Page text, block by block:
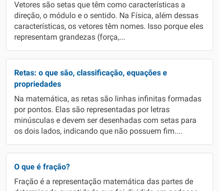
Vetores são setas que têm como características a
direção, o módulo e o sentido. Na Física, além dessas
características, os vetores têm nomes. Isso porque eles
representam grandezas (força,...
Retas: o que são, classificação, equações e
propriedades
Na matemática, as retas são linhas infinitas formadas
por pontos. Elas são representadas por letras
minúsculas e devem ser desenhadas com setas para
os dois lados, indicando que não possuem fim....
O que é fração?
Fração é a representação matemática das partes de